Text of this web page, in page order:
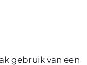
gebruik van een